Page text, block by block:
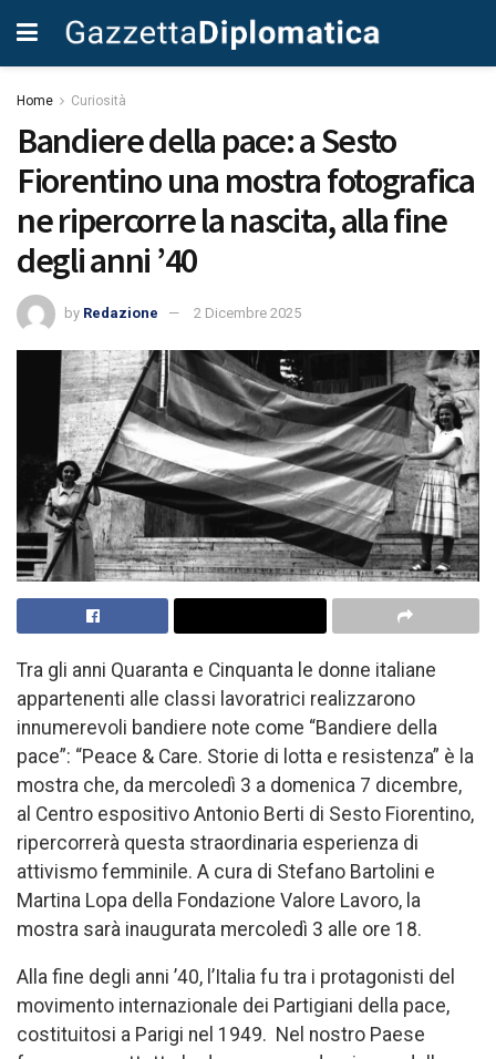
Home Curiosità
Bandiere della pace: a Sesto
Fiorentino una mostra fotografica
ne ripercorre la nascita, alla fine
degli anni ’40
by Redazione 2 Dicembre 2025
Tra gli anni Quaranta e Cinquanta le donne italiane
appartenenti alle classi lavoratrici realizzarono
innumerevoli bandiere note come “Bandiere della
pace”: “Peace & Care. Storie di lotta e resistenza” è la
mostra che, da mercoledì 3 a domenica 7 dicembre,
al Centro espositivo Antonio Berti di Sesto Fiorentino,
ripercorrerà questa straordinaria esperienza di
attivismo femminile. A cura di Stefano Bartolini e
Martina Lopa della Fondazione Valore Lavoro, la
mostra sarà inaugurata mercoledì 3 alle ore 18.
Alla fine degli anni ’40, l’Italia fu tra i protagonisti del
movimento internazionale dei Partigiani della pace,
costituitosi a Parigi nel 1949. Nel nostro Paese